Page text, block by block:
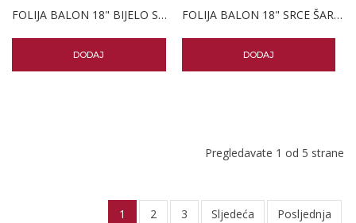
FOLIJA BALON 18" BIJELO SRCE PK
DODAJ
FOLIJA BALON 18" SRCE ŠARENO PK
DODAJ
Pregledavate 1 od 5 strane
1 2 3 Sljedeća Posljednja